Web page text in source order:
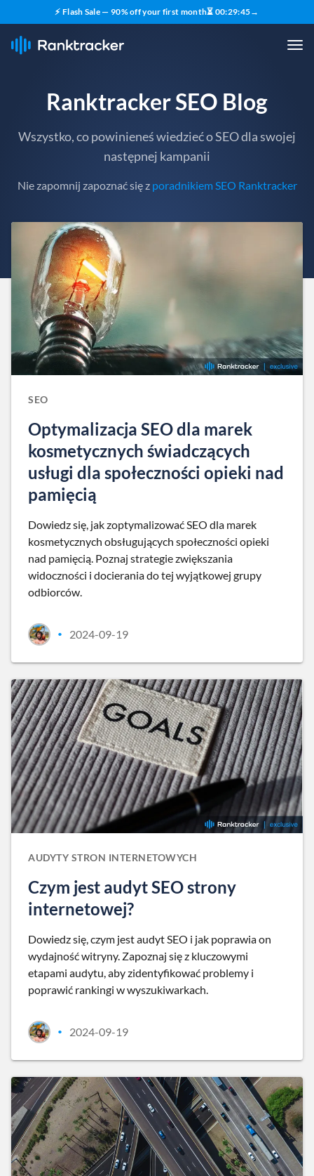
⚡ Flash Sale — 90% off your first month⏳ 00:29:43→
Ranktracker SEO Blog
Wszystko, co powinieneś wiedzieć o SEO dla swojej
następnej kampanii
Nie zapomnij zapoznać się z poradnikiem SEO Ranktracker
SEO
Optymalizacja SEO dla marek
kosmetycznych świadczących
usługi dla społeczności opieki nad
pamięcią
Dowiedz się, jak zoptymalizować SEO dla marek
kosmetycznych obsługujących społeczności opieki
nad pamięcią. Poznaj strategie zwiększania
widoczności i docierania do tej wyjątkowej grupy
odbiorców.
• 2024-09-19
AUDYTY STRON INTERNETOWYCH
Czym jest audyt SEO strony
internetowej?
Dowiedz się, czym jest audyt SEO i jak poprawia on
wydajność witryny. Zapoznaj się z kluczowymi
etapami audytu, aby zidentyfikować problemy i
poprawić rankingi w wyszukiwarkach.
• 2024-09-19